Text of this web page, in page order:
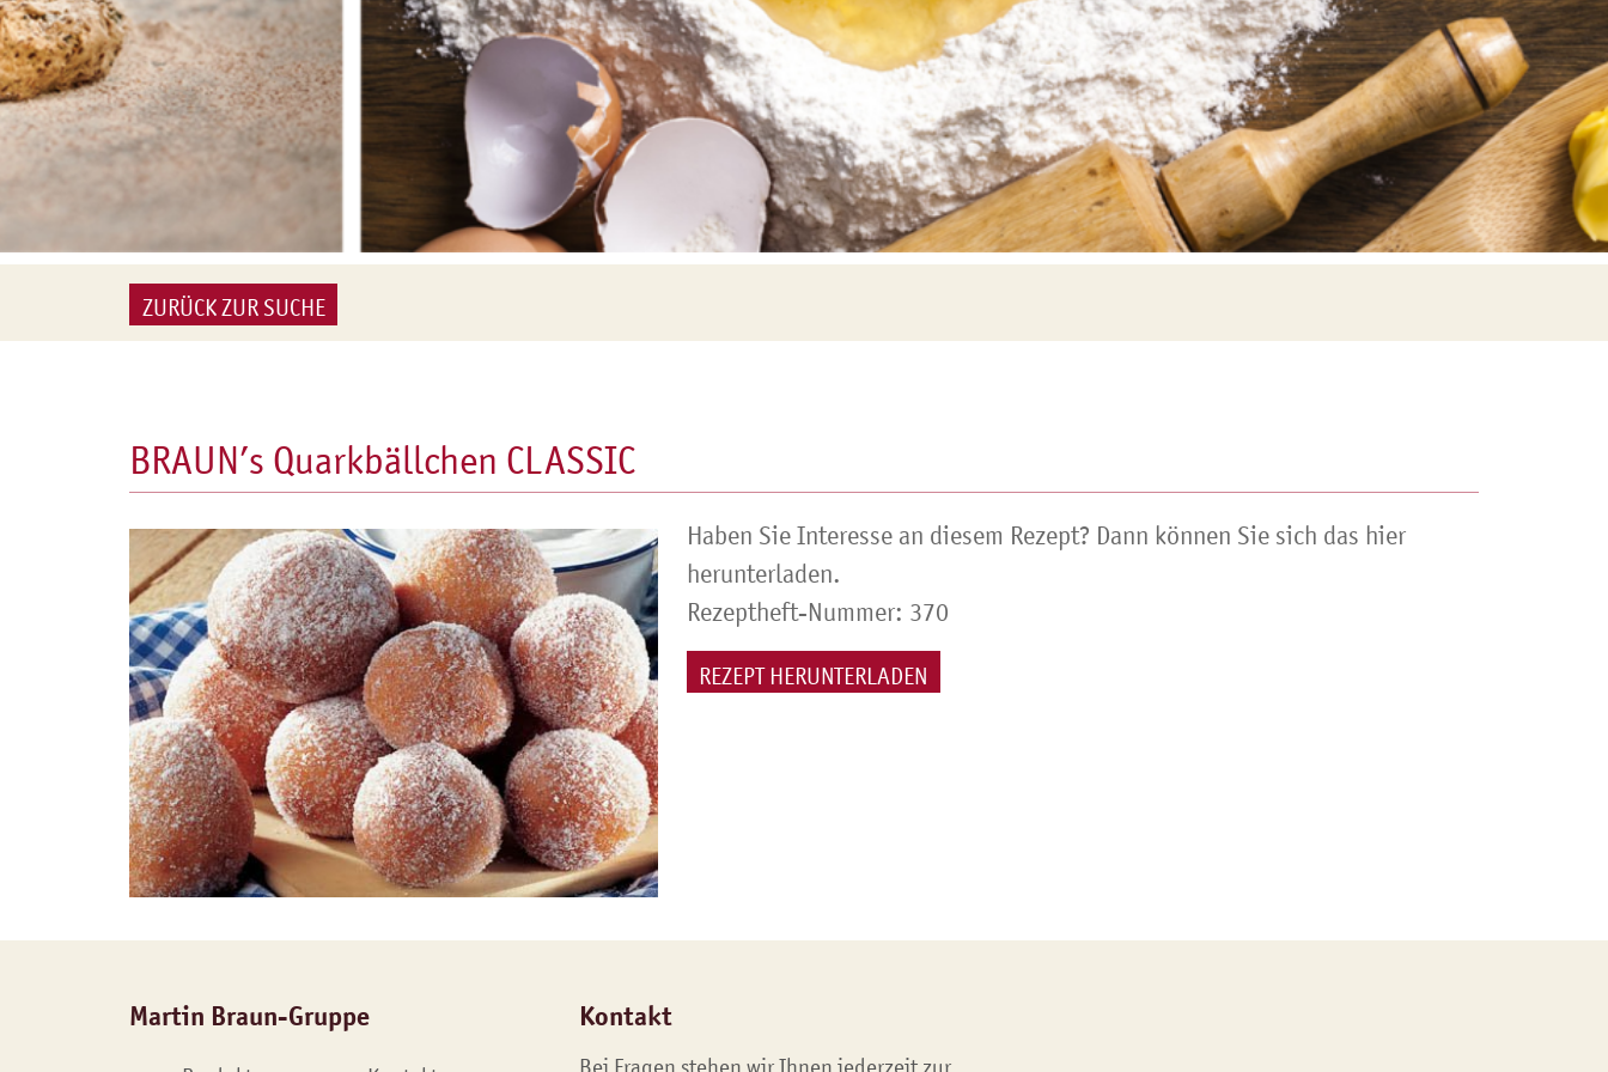
ZURÜCK ZUR SUCHE
BRAUN’s Quarkbällchen CLASSIC
Haben Sie Interesse an diesem Rezept? Dann können Sie sich das hier
herunterladen.
Rezeptheft-Nummer: 370
REZEPT HERUNTERLADEN
Martin Braun-Gruppe Kontakt